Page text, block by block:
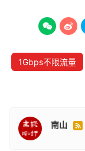
 
1Gbps不限流量
南山 